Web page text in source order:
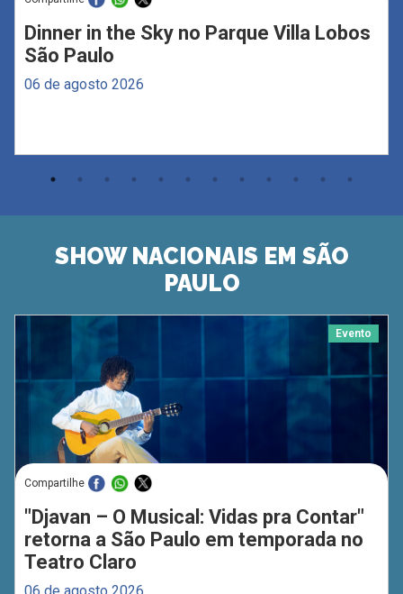
Dinner in the Sky no Parque Villa Lobos
São Paulo
06 de agosto 2026
SHOW NACIONAIS EM SÃO
PAULO
Evento
Compartilhe
"Djavan – O Musical: Vidas pra Contar"
retorna a São Paulo em temporada no
Teatro Claro